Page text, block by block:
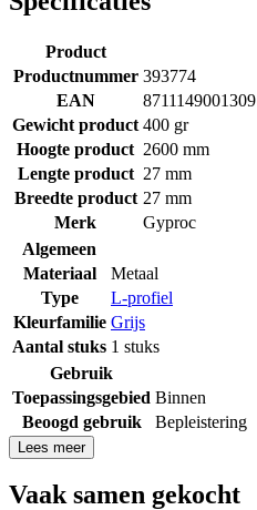
Product
Productnummer 393774
EAN
8711149001309
Gewicht product 400 gr
Hoogte product 2600 mm
Lengte product 27 mm
Breedte product 27 mm
Merk
Gyproc
Algemeen
Materiaal
Metaal
Type
L-profiel
Kleurfamilie Grijs
Aantal stuks 1 stuks
Gebruik
Toepassingsgebied Binnen
Beoogd gebruik
Bepleistering
Lees meer
Vaak samen gekocht